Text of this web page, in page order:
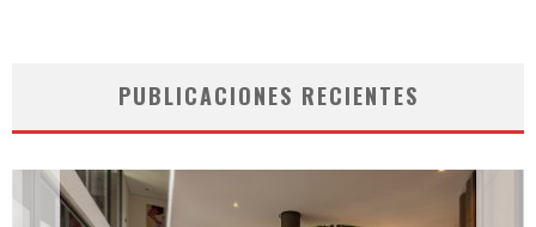
PUBLICACIONES RECIENTES